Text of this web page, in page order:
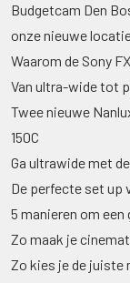
Budgetcam Den
onze nieuwe
Waarom de Sony
Van ultra-wide tot
Twee nieuwe
150C
Ga ultrawide met
De perfecte set
5 manieren om
Zo maak je
Zo kies je de juiste